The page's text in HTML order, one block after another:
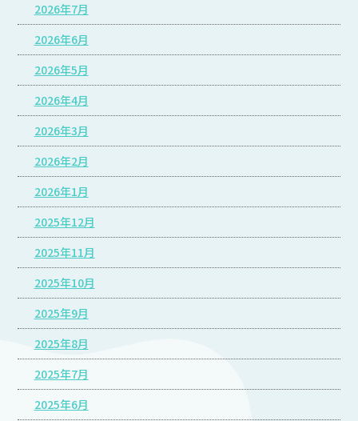
2026年7月
2026年6月
2026年5月
2026年4月
2026年3月
2026年2月
2026年1月
2025年12月
2025年11月
2025年10月
2025年9月
2025年8月
2025年7月
2025年6月